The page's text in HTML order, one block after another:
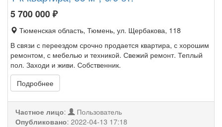
5 700 000₽
Тюменская область, Тюмень, ул. Щербакова, 118
В связи с переездом срочно продается квартира, с хорошим
ремонтом, с мебелью и техникой. Свежий ремонт. Теплый
пол. Заходи и живи. Собственник.
Подробнее
Частное лицо:
Пользователь
Опубликовано: 2022-04-13 17:18